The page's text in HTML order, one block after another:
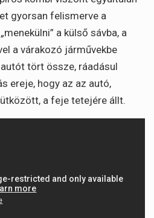
gyorsan felismerve a
a külső sávba, a
a várakozó járművekbe
tört össze, ráadásul
ereje, hogy az az autó,
a feje tetejére állt.